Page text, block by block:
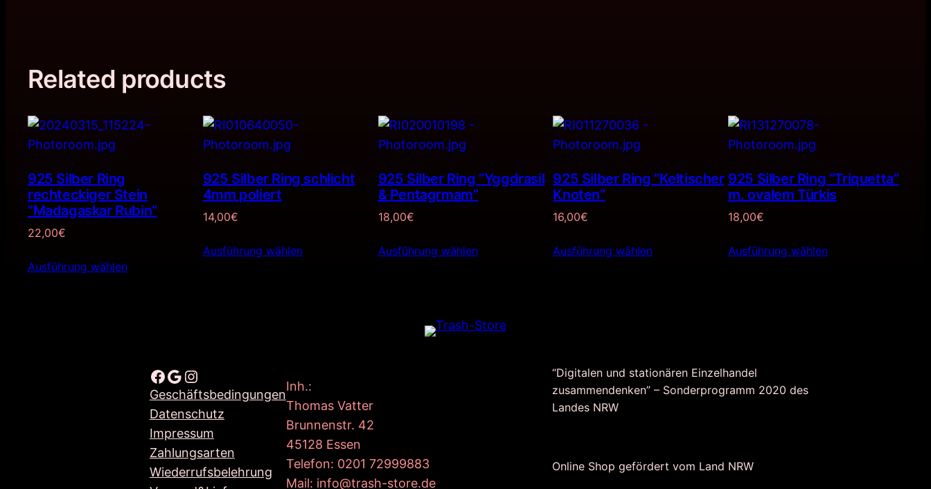
Related products
925 Silber Ring
rechteckiger Stein
”Madagaskar Rubin”
22,00€
Ausführung wählen
925 Silber Ring schlicht
4mm poliert
14,00€
Ausführung wählen
925 Silber Ring “Yggdrasil
& Pentagrmam”
18,00€
Ausführung wählen
925 Silber Ring “Keltischer
Knoten”
16,00€
Ausführung wählen
925 Silber Ring “Triquetta”
m. ovalem Türkis
18,00€
Ausführung wählen
Facebook Google Instagram
Geschäftsbedingungen
Datenschutz
Impressum
Zahlungsarten
Wiederrufsbelehrung
Inh.:
Thomas Vatter
Brunnenstr. 42
45128 Essen
Telefon: 0201 72999883
Mail: info@trash-store.de
“Digitalen und stationären Einzelhandel
zusammendenken” – Sonderprogramm 2020 des
Landes NRW
Online Shop gefördert vom Land NRW